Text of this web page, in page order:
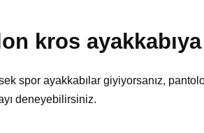
kros
spor ayakkabılar giyiyorsanız,
deneyebilirsiniz.